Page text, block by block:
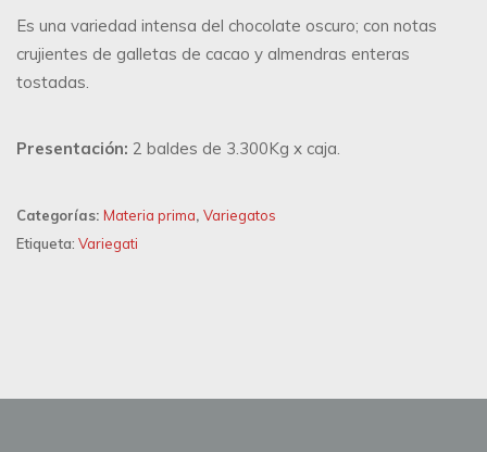
Es una variedad intensa del chocolate oscuro; con notas
crujientes de galletas de cacao y almendras enteras
tostadas.
Presentación: 2 baldes de 3.300Kg x caja.
Categorías: Materia prima, Variegatos
Etiqueta: Variegati